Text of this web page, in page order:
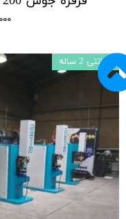
گارانتی 2 ساله